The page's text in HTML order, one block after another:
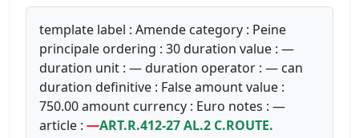
template label : Amende category : Peine
principale ordering : 30 duration value : —
duration unit : — duration operator : — can
duration definitive : False amount value :
750.00 amount currency : Euro notes : —
article : —ART.R.412-27 AL.2 C.ROUTE.